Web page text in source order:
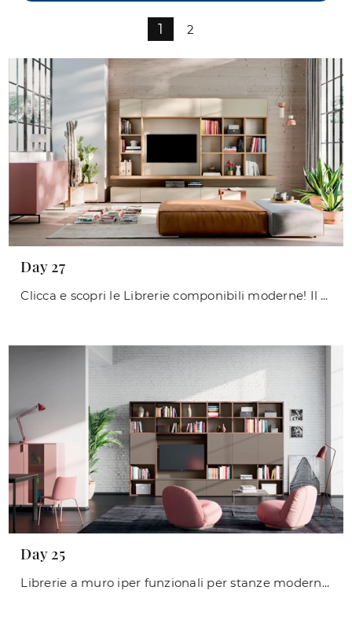
1 2
Day 27
Clicca e scopri le Librerie componibili moderne! Il modello Day 27 Orme saprà completare un soggiorno operativo e pratico.
Day 25
Librerie a muro iper funzionali per stanze moderne: scopri di più sul modello Day 25 dell'azienda Orme!